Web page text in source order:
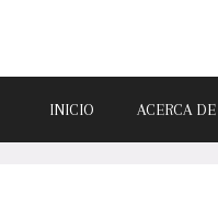
INICIO ACERCA DE